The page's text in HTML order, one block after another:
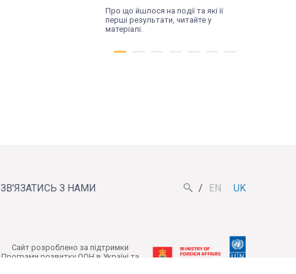
Про що йшлося на події та які її
перші результати, читайте у
матеріалі.
зустріч влади та
жителів
ЗВ'ЯЗАТИСЬ З НАМИ EN UK
Cайт розроблено за підтримки
Програми розвитку ООН в Україні та